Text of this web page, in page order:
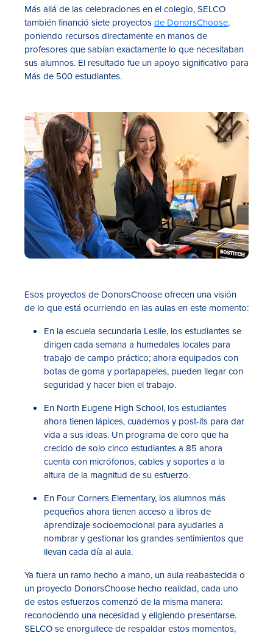
Más allá de las celebraciones en el colegio, SELCO
también financió siete proyectosde DonorsChoose,
poniendo recursos directamente en manos de
profesores que sabían exactamente lo que necesitaban
sus alumnos. El resultado fue un apoyo significativo para
Más de 500 estudiantes.
Esos proyectos de DonorsChoose ofrecen una visión
de lo que está ocurriendo en las aulas en este momento:
En la escuela secundaria Leslie, los estudiantes se
dirigen cada semana a humedales locales para
trabajo de campo práctico; ahora equipados con
botas de goma y portapapeles, pueden llegar con
seguridad y hacer bien el trabajo.
En North Eugene High School, los estudiantes
ahora tienen lápices, cuadernos y post-its para dar
vida a sus ideas. Un programa de coro que ha
crecido de solo cinco estudiantes a 85 ahora
cuenta con micrófonos, cables y soportes a la
altura de la magnitud de su esfuerzo.
En Four Corners Elementary, los alumnos más
pequeños ahora tienen acceso a libros de
aprendizaje socioemocional para ayudarles a
nombrar y gestionar los grandes sentimientos que
llevan cada día al aula.
Ya fuera un ramo hecho a mano, un aula reabastecida o
un proyecto DonorsChoose hecho realidad, cada uno
de estos esfuerzos comenzó de la misma manera:
reconociendo una necesidad y eligiendo presentarse.
SELCO se enorgullece de respaldar estos momentos,